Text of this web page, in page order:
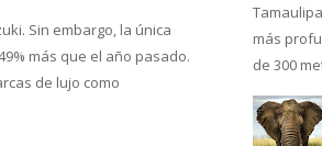
solar de México
Sin embargo, la única
más que el año pasado.
de lujo como
más
de 300